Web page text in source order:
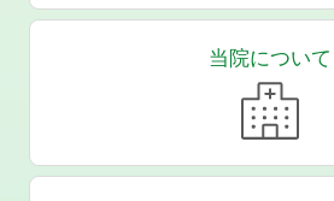
当院について